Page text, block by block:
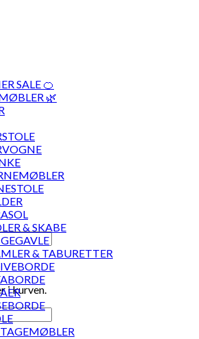
i kurven.
SALE 🍊
🌿
& SKABE
& TABURETTER